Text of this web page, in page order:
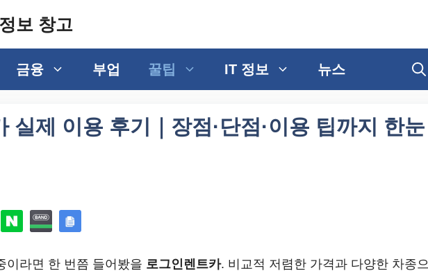
보 창고
금융 부업 꿀팁 IT 정보 뉴스
실제 이용 후기｜장점·단점·이용 팁까지 한눈
이라면 한 번쯤 들어봤을 로그인렌트카. 비교적 저렴한 가격과 다양한 차종으